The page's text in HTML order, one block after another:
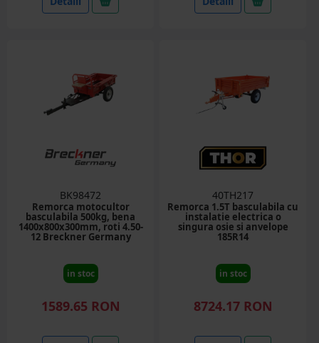
BK98472
Remorca motocultor
basculabila 500kg, bena
1400x800x300mm, roti 4.50-
12 Breckner Germany
in stoc
1589.65 RON
40TH217
Remorca 1.5T basculabila cu
instalatie electrica o
singura osie si anvelope
185R14
in stoc
8724.17 RON